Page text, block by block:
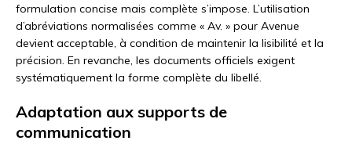
formulation concise mais complète s’impose. L’utilisation
d’abréviations normalisées comme « Av. » pour Avenue
devient acceptable, à condition de maintenir la lisibilité et la
précision. En revanche, les documents officiels exigent
systématiquement la forme complète du libellé.
Adaptation aux supports de
communication